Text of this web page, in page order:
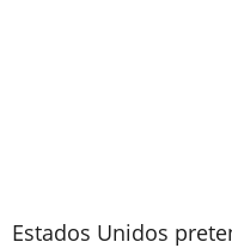
Estados Unidos